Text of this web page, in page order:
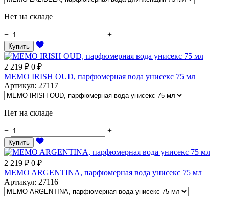
Нет на складе
− +
Купить
2 219 ₽ 0 ₽
MEMO IRISH OUD, парфюмерная вода унисекс 75 мл
Артикул: 27117
Нет на складе
− +
Купить
2 219 ₽ 0 ₽
MEMO ARGENTINA, парфюмерная вода унисекс 75 мл
Артикул: 27116